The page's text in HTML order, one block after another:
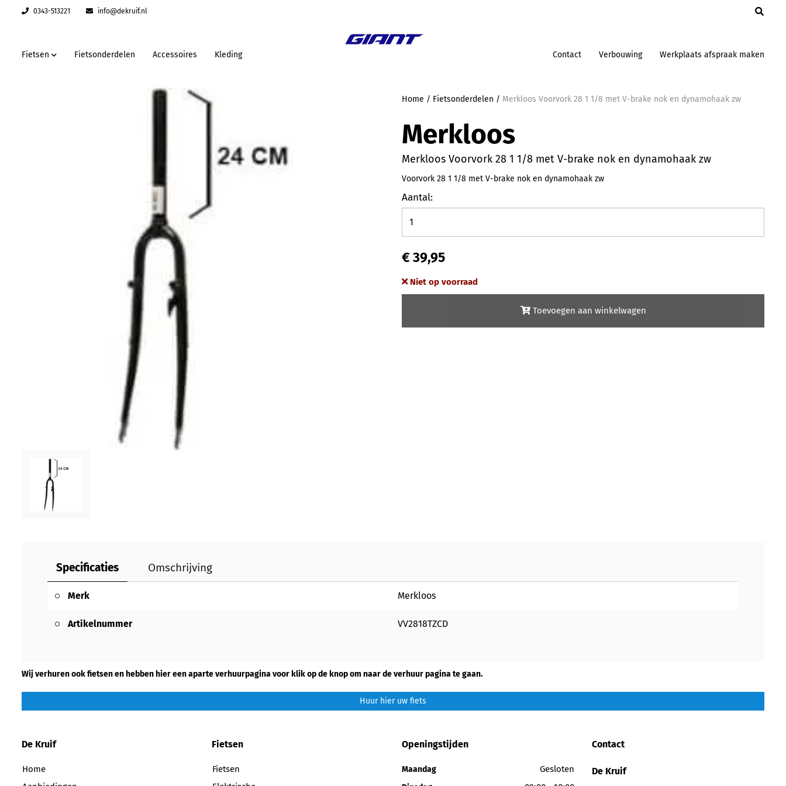
0343-513221 info@dekruif.nl
Fietsen Fietsonderdelen Accessoires Kleding Contact Verbouwing Werkplaats afspraak maken
Home / Fietsonderdelen / Merkloos Voorvork 28 1 1/8 met V-brake nok en dynamohaak zw
Merkloos
Merkloos Voorvork 28 1 1/8 met V-brake nok en dynamohaak zw
Voorvork 28 1 1/8 met V-brake nok en dynamohaak zw
Aantal:
€ 39,95
Niet op voorraad
Toevoegen aan winkelwagen
Specificaties Omschrijving
Merk Merkloos
Artikelnummer VV2818TZCD
Wij verhuren ook fietsen en hebben hier een aparte verhuurpagina voor klik op de knop om naar de verhuur pagina te gaan.
Huur hier uw fiets
De Kruif
Home
Fietsen
Fietsen
Openingstijden
Maandag Gesloten
Contact
De Kruif